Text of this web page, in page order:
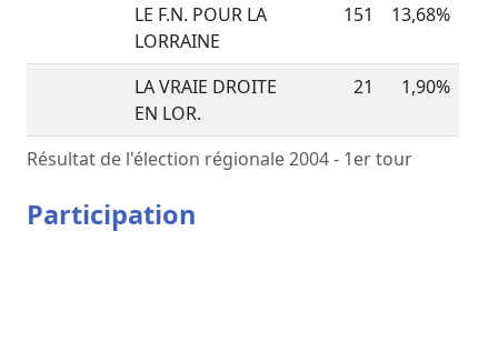
Résultat de l'élection régionale 2004 - 1er tour
LE F.N. POUR LA
LORRAINE
151 13,68%
LA VRAIE DROITE
EN LOR.
21 1,90%
Participation